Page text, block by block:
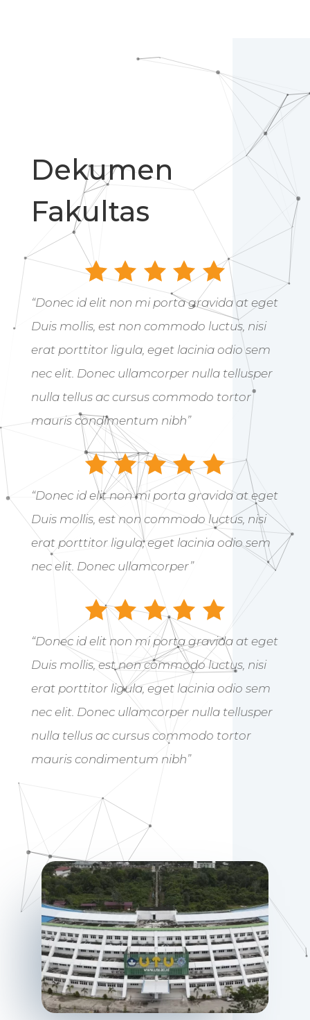
Dekumen
Fakultas
“Donec id elit non mi porta gravida at eget
Duis mollis, est non commodo luctus, nisi
erat porttitor ligula, eget lacinia odio sem
nec elit. Donec ullamcorper nulla tellusper
nulla tellus ac cursus commodo tortor
mauris condimentum nibh”
“Donec id elit non mi porta gravida at eget
Duis mollis, est non commodo luctus, nisi
erat porttitor ligula, eget lacinia odio sem
nec elit. Donec ullamcorper”
“Donec id elit non mi porta gravida at eget
Duis mollis, est non commodo luctus, nisi
erat porttitor ligula, eget lacinia odio sem
nec elit. Donec ullamcorper nulla tellusper
nulla tellus ac cursus commodo tortor
mauris condimentum nibh”